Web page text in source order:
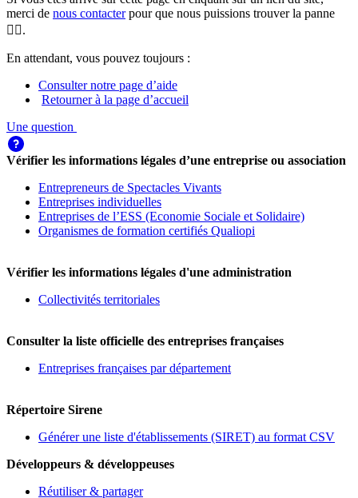
merci de nous contacterpour que nous puissions trouver la panne
🕵️‍♀️.
En attendant, vous pouvez toujours :
Consulter notre page d’aide
Retourner à la page d’accueil
Une question
Vérifier les informations légales d’une entreprise ou association
Entrepreneurs de Spectacles Vivants
Entreprises individuelles
Entreprises de l’ESS (Economie Sociale et Solidaire)
Organismes de formation certifiés Qualiopi
Vérifier les informations légales d'une administration
Collectivités territoriales
Consulter la liste officielle des entreprises françaises
Entreprises françaises par département
Répertoire Sirene
Générer une liste d'établissements (SIRET) au format CSV
Développeurs & développeuses
Réutiliser & partager